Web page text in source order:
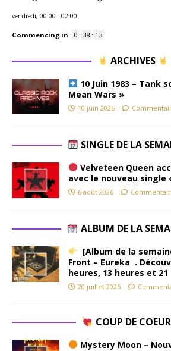
vendredi, 00:00 - 02:00
Commencing in: 0 : 38 : 12
ARCHIVES
10 Juin 1983 – Tank
Mean Wars »
10 juin 2026
SINGLE DE LA
Velveteen Queen
avec le nouveau single
6 août 2026
ALBUM DE LA
[Album de la
Front – Eureka .
heures, 13 heures et 21
20 juillet 2026
COUP DE COEUR
Mystery Moon –